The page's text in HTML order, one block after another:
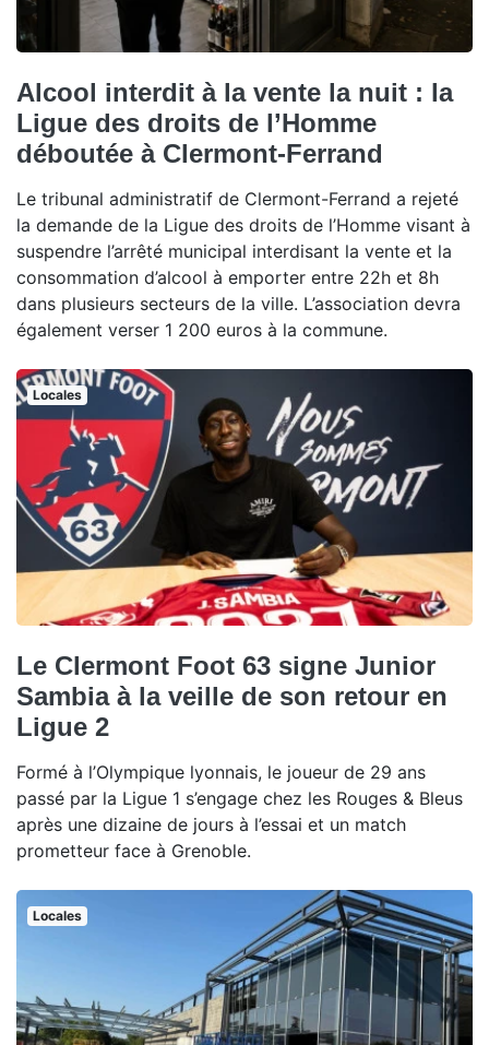
Alcool interdit à la vente la nuit : la
Ligue des droits de l’Homme
déboutée à Clermont-Ferrand
Le tribunal administratif de Clermont-Ferrand a rejeté
la demande de la Ligue des droits de l’Homme visant à
suspendre l’arrêté municipal interdisant la vente et la
consommation d’alcool à emporter entre 22h et 8h
dans plusieurs secteurs de la ville. L’association devra
également verser 1 200 euros à la commune.
Locales
Le Clermont Foot 63 signe Junior
Sambia à la veille de son retour en
Ligue 2
Formé à l’Olympique lyonnais, le joueur de 29 ans
passé par la Ligue 1 s’engage chez les Rouges & Bleus
après une dizaine de jours à l’essai et un match
prometteur face à Grenoble.
Locales